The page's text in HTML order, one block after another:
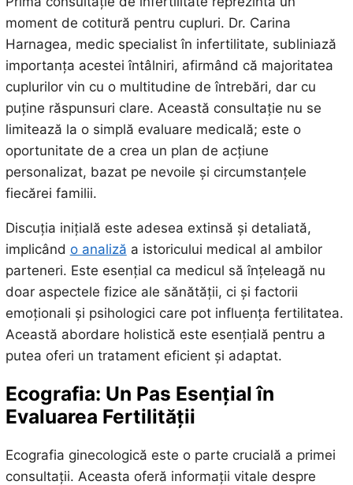
moment de cotitură pentru cupluri. Dr. Carina
Harnagea, medic specialist în infertilitate, subliniază
importanța acestei întâlniri, afirmând că majoritatea
cuplurilor vin cu o multitudine de întrebări, dar cu
puține răspunsuri clare. Această consultație nu se
limitează la o simplă evaluare medicală; este o
oportunitate de a crea un plan de acțiune
personalizat, bazat pe nevoile și circumstanțele
fiecărei familii.
Discuția inițială este adesea extinsă și detaliată,
implicând o analiză a istoricului medical al ambilor
parteneri. Este esențial ca medicul să înțeleagă nu
doar aspectele fizice ale sănătății, ci și factorii
emoționali și psihologici care pot influența fertilitatea.
Această abordare holistică este esențială pentru a
putea oferi un tratament eficient și adaptat.
Ecografia: Un Pas Esențial în
Evaluarea Fertilității
Ecografia ginecologică este o parte crucială a primei
consultații. Aceasta oferă informații vitale despre